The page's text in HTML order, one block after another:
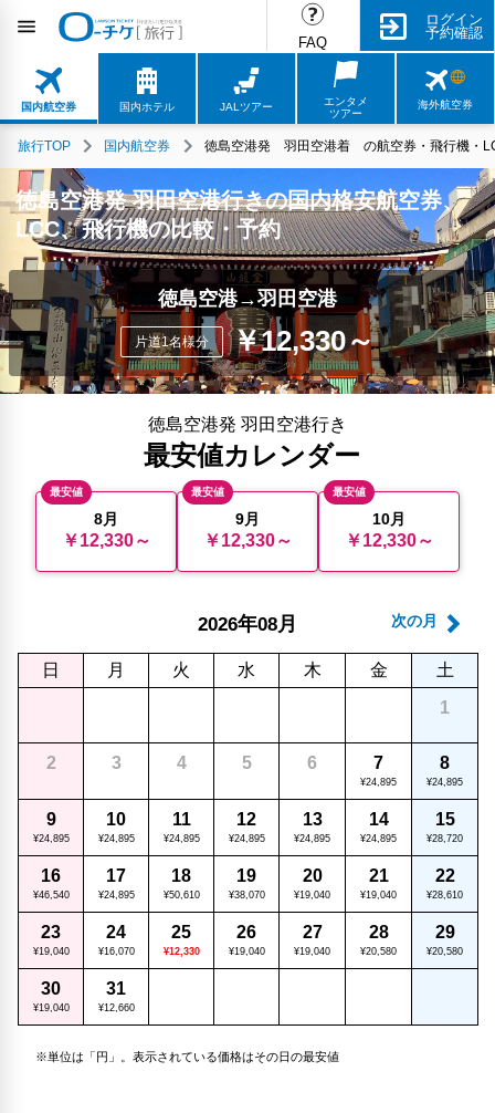
FAQ
ログイン
予約確認
国内航空券 国内ホテル JALツアー
エンタメ
ツアー
海外航空券
旅行TOP 国内航空券 徳島空港発 羽田空港着 の航空券・飛行機・
徳島空港発 羽田空港行きの国内格安航空券、
LCC、飛行機の比較・予約
徳島空港→羽田空港
片道1名様分 ￥12,330～
徳島空港発 羽田空港行き
最安値カレンダー
最安値
8月
￥12,330～
最安値
9月
￥12,330～
最安値
10月
￥12,330～
次の月
2026年08月
日 月 火 水 木 金
土
1
2 3 4 5 6 7
¥24,895
8
¥24,895
9
¥24,895
10
¥24,895
11
¥24,895
12
¥24,895
13
¥24,895
14
¥24,895
15
¥28,720
16
¥46,540
17
¥24,895
18
¥50,610
19
¥38,070
20
¥19,040
21
¥19,040
22
¥28,610
23
¥19,040
24
¥16,070
25
¥12,330
26
¥19,040
27
¥19,040
28
¥20,580
29
¥20,580
30
¥19,040
31
¥12,660
※単位は「円」。表示されている価格はその日の最安値